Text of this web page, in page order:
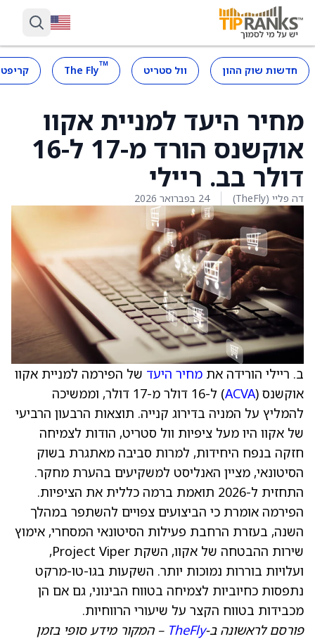
חדשות שוק ההון וול סטריט ™
The Fly
מחיר היעד למניית אקוו
אוקשנס הורד מ-17 ל-16
דולר בב. ריילי
דה פליי (TheFly) 24 בפברואר 2026
ב. ריילי הורידה את מחיר היעד של הפירמה למניית אקוו
אוקשנס (ACVA
) ל-16 דולר מ-17 דולר, וממשיכה
להמליץ על המניה בדירוג קנייה. תוצאות הרבעון הרביעי
של אקוו היו מעל ציפיות וול סטריט, הודות לצמיחה
חזקה בנפח היחידות, למרות סביבה מאתגרת בשוק
הסיטונאי, מציין האנליסט למשקיעים בהערת מחקר.
התחזית ל-2026 תואמת ברמה כללית את הציפיות.
הפירמה אומרת כי הביצועים צפויים להשתפר במהלך
השנה, בעזרת הרחבת פעילות הסיטונאי המסחרי, אימוץ
שירות ההבטחה של אקוו, השקת Project Viper,
ועלויות בוררות נמוכות יותר. השקעות בגו-טו-מרקט
נתפסות כחיוביות לצמיחה בטווח הבינוני, גם אם הן
מכבידות בטווח הקצר על שיעורי הרווחיות.
פורסם לראשונה ב-TheFly – המקור מידע סופי בזמן